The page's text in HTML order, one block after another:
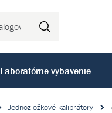
Laboratórne vybavenie
Jednozložkové kalibrátory